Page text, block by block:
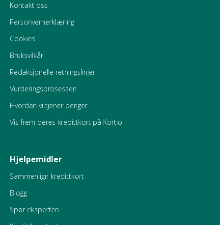
Kontakt oss
Personvernerklæring
Cookies
Bruksvilkår
Redaksjonelle retningslinjer
Vurderingsprosessen
Hvordan vi tjener penger
Vis frem deres kredittkort på Kortio
Hjelpemidler
Sammenlign kredittkort
Blogg
Spør eksperten